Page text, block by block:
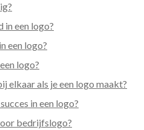
in een logo?
een logo?
logo?
elkaar als je een logo maakt?
in een logo?
bedrijfslogo?